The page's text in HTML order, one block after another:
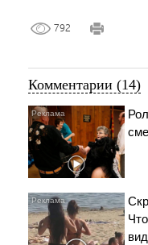
792
Комментарии (14)